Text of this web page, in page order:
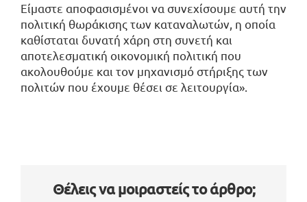
Είμαστε αποφασισμένοι να συνεχίσουμε αυτή την
πολιτική θωράκισης των καταναλωτών, η οποία
καθίσταται δυνατή χάρη στη συνετή και
αποτελεσματική οικονομική πολιτική που
ακολουθούμε και τον μηχανισμό στήριξης των
πολιτών που έχουμε θέσει σε λειτουργία».
Θέλεις να μοιραστείς το άρθρο;